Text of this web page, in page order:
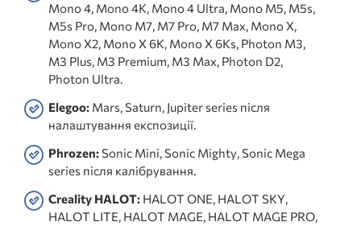
Mono 4, Mono 4K, Mono 4 Ultra, Mono M5, M5s,
M5s Pro, Mono M7, M7 Pro, M7 Max, Mono X,
Mono X2, Mono X 6K, Mono X 6Ks, Photon M3,
M3 Plus, M3 Premium, M3 Max, Photon D2,
Photon Ultra.
Elegoo: Mars, Saturn, Jupiter series після
налаштування експозиції.
Phrozen:Sonic Mini, Sonic Mighty, Sonic Mega
series після калібрування.
Creality HALOT: HALOT ONE, HALOT SKY,
HALOT LITE, HALOT MAGE, HALOT MAGE PRO,